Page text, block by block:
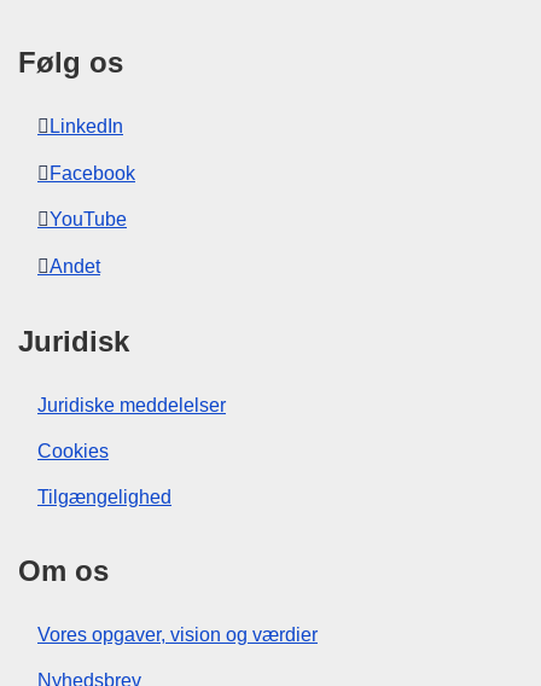
Følg os
LinkedIn
Facebook
YouTube
Andet
Juridisk
Juridiske meddelelser
Cookies
Tilgængelighed
Om os
Vores opgaver, vision og værdier
Nyhedsbrev